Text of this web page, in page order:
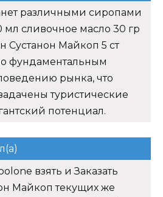
различными сиропами
мл сливочное масло 30 гр
Сустанон Майкоп 5 ст
фундаментальным
рынка, что
туристические
потенциал.
взять и Заказать
Майкоп текущих же